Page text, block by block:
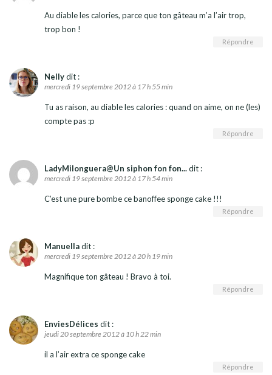
Au diable les calories, parce que ton gâteau m’a l’air trop,
trop bon !
Répondre
Nellydit :
mercredi 19 septembre 2012 à 17 h 55 min
Tu as raison, au diable les calories : quand on aime, on ne (les)
compte pas :p
Répondre
LadyMilonguera@Un siphon fon fon...dit :
mercredi 19 septembre 2012 à 17 h 54 min
C’est une pure bombe ce banoffee sponge cake !!!
Répondre
Manuelladit :
mercredi 19 septembre 2012 à 20 h 19 min
Magnifique ton gâteau ! Bravo à toi.
Répondre
EnviesDélices dit :
jeudi 20 septembre 2012 à 10 h 22 min
il a l’air extra ce sponge cake
Répondre